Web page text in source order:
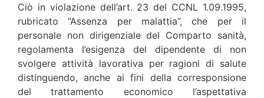
Ciò in violazione dell’art. 23 del CCNL 1.09.1995,
rubricato “Assenza per malattia”, che per il
personale non dirigenziale del Comparto sanità,
regolamenta l’esigenza del dipendente di non
svolgere attività lavorativa per ragioni di salute
distinguendo, anche ai fini della corresponsione
del trattamento economico l’aspettativa